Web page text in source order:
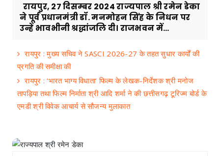
रायपुर, 27 दिसम्बर 2024 राज्यपाल श्री रमेन डेका
ने पूर्व प्रधानमंत्री डॉ. मनमोहन सिंह के निधन पर
उन्हें भावभीनी श्रद्धांजलि दी। राजभवन में...
रायपुर : मुख्य सचिव ने SASCI 2026-27 के तहत सुधार कार्यों की
प्रगति की समीक्षा की
रायपुर : ‘भारत भाग्य विधाता‘ फिल्म के लेखक-निर्देशक श्री मनोज
तापड़िया तथा फिल्म निर्माता श्री आदि शर्मा ने की छत्तीसगढ़ टूरिज्म बोर्ड के
एमडी श्री विवेक आचार्य से सौजन्य मुलाकात